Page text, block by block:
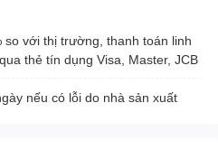
với thị trường, thanh toán linh
thẻ tín dụng Visa, Master, JCB
nếu có lỗi do nhà sản xuất